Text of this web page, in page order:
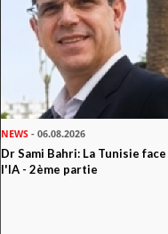
NEWS - 06.08.2026
Dr Sami Bahri: La Tunisie face
l'IA - 2ème partie